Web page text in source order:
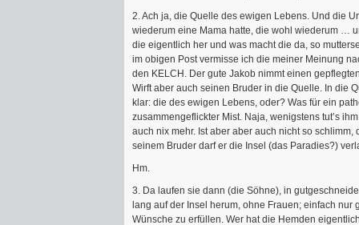
2. Ach ja, die Quelle des ewigen Lebens. Und die
wiederum eine Mama hatte, die wohl wiederum …
die eigentlich her und was macht die da, so
im obigen Post vermisse ich die meiner Meinung
den KELCH. Der gute Jakob nimmt einen
Wirft aber auch seinen Bruder in die Quelle. In die
klar: die des ewigen Lebens, oder? Was für ein
zusammengeflickter Mist. Naja, wenigstens tut’s
auch nix mehr. Ist aber aber auch nicht so schlimm,
seinem Bruder darf er die Insel (das Paradies?)
Hm.
3. Da laufen sie dann (die Söhne), in
lang auf der Insel herum, ohne Frauen; einfach nur
Wünsche zu erfüllen. Wer hat die Hemden